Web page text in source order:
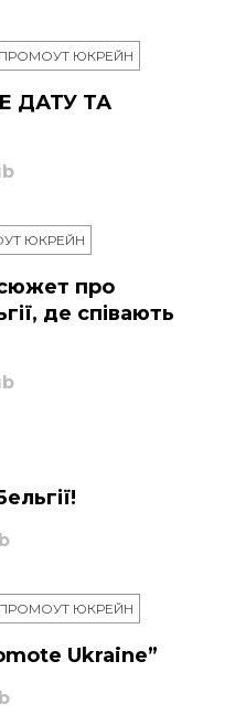
ПРОМОУТ ЮКРЕЙН
ДАТУ ТА
ЮКРЕЙН
про
де співають
ПРОМОУТ ЮКРЕЙН
Ukraine”